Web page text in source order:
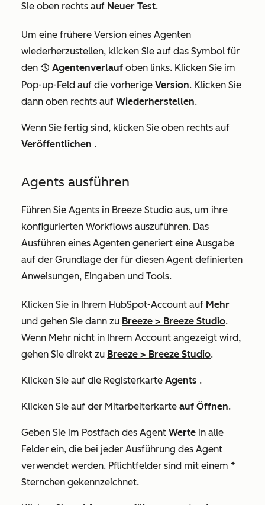
Sie oben rechts auf Neuer Test.
Um eine frühere Version eines Agenten
wiederherzustellen, klicken Sie auf das Symbol für
den recentlySelectedIcon Agentenverlauf oben links. Klicken Sie im
Pop-up-Feld auf die vorherige Version. Klicken Sie
dann oben rechts auf Wiederherstellen.
Wenn Sie fertig sind, klicken Sie oben rechts auf
Veröffentlichen .
Agents ausführen
Führen Sie Agents in Breeze Studio aus, um ihre
konfigurierten Workflows auszuführen. Das
Ausführen eines Agenten generiert eine Ausgabe
auf der Grundlage der für diesen Agent definierten
Anweisungen, Eingaben und Tools.
Klicken Sie in Ihrem HubSpot-Account auf Mehr
und gehen Sie dann zu Breeze > Breeze Studio.
Wenn Mehr nicht in Ihrem Account angezeigt wird,
gehen Sie direkt zu Breeze > Breeze Studio.
Klicken Sie auf die Registerkarte Agents .
Klicken Sie auf der Mitarbeiterkarte auf Öffnen.
Geben Sie im Postfach des Agent Werte in alle
Felder ein, die bei jeder Ausführung des Agent
verwendet werden. Pflichtfelder sind mit einem *
Sternchen gekennzeichnet.